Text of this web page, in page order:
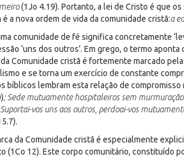
(1Jo 4.19). Portanto, a lei de Cristo é que
é a nova ordem de vida da comunidade cristã:a
comunidade de fé significa concretamente
‘uns dos outros’. Em grego, o termo aponta
Comunidade cristã é fortemente marcado
e se torna um exercício de constante
bíblicos lembram esta relação de compromisso
; Sede mutuamente hospitaleiros sem murmuração
Suportai-vos uns aos outros, perdoai-vos
da Comunidade cristã é especialmente
(1Co 12). Este corpo comunitário, constituído